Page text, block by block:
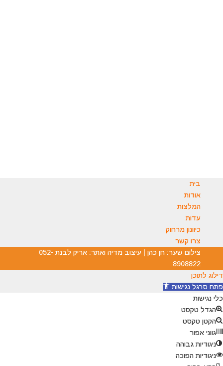
בית
אודות
המלצות
עדות
כיוונון מרחוק
צרו קשר
צילום שער: חן כהן | עיצוב מדיה ואתר: אריק לבנת 052-
8908822
דילוג לתוכן
פתח סרגל נגישות
כלי נגישות
הגדל טקסט
הקטן טקסט
גווני אפור
ניגודיות גבוהה
ניגודיות הפוכה